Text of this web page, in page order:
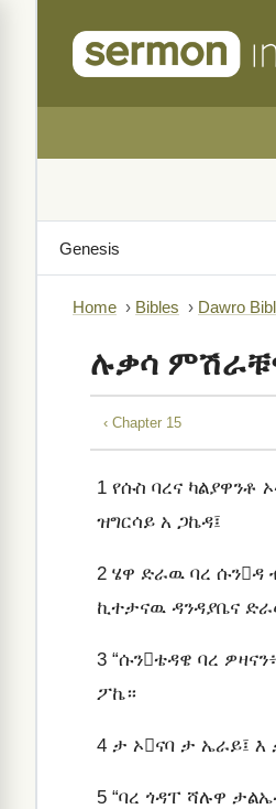
Home › Bibles › Dawro
ሉቃሳ
‹ Chapter 15
1 የሱስ ባረና ካልያዋንቶ
ዝግርሳይ አ ጋኬዳ፤
2 ሄዋ ድራዉ ባረ ሱንዳ
ኪተታናዉ ዳንዳያቤና
3 “ሱንቴዳዌ ባረ
ፖኬ።
4 ታ ኦናባ ታ ኤራይ፤ እ
5 “ባረ ጎዳፐ ሻሉዋ